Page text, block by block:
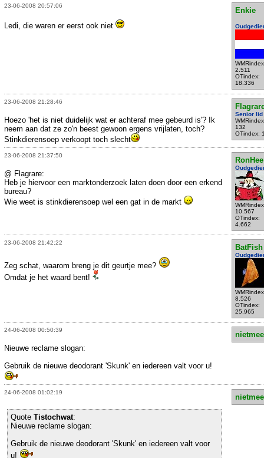
23-06-2008 20:57:06
Enkie
2.511
OTindex:
18.336
Ledi, die waren er eerst ook niet
23-06-2008 21:28:46
Senior lid
132
OTindex:
Hoezo 'het is niet duidelijk wat er achteraf mee gebeurd is'? Ik
neem aan dat ze zo'n beest gewoon ergens vrijlaten, toch?
Stinkdierensoep verkoopt toch slecht
23-06-2008 21:37:50
RonHee
10.567
OTindex:
4.662
@ Flagrare:
Heb je hiervoor een marktonderzoek laten doen door een erkend
bureau?
Wie weet is stinkdierensoep wel een gat in de markt
23-06-2008 21:42:22
BatFish
8.526
OTindex:
25.965
Zeg schat, waarom breng je dit geurtje mee?
Omdat je het waard bent!
24-06-2008 00:50:39
Nieuwe reclame slogan:
Gebruik de nieuwe deodorant 'Skunk' en iedereen valt voor u!
24-06-2008 01:02:19
Quote Tistochwat:
Nieuwe reclame slogan:
Gebruik de nieuwe deodorant 'Skunk' en iedereen valt voor
u!